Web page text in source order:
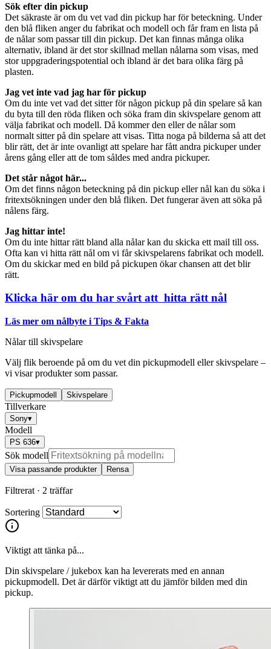
Sök efter din pickup
Det säkraste är om du vet vad din pickup har för beteckning. Under
den blå fliken anger du fabrikat och modell och får fram en lista på
de nålar som passar till din pickup. Det kan finnas många olika
alternativ, ibland är det stor skillnad mellan nålarna som visas, med
stor uppgraderingspotential och ibland är det bara olika färg på
plasten.
Jag vet inte vad jag har för pickup
Om du inte vet vad det sitter för någon pickup på din spelare så kan
du byta till den röda fliken och söka fram din skivspelare genom att
välja fabrikat och modell. Då kommer den eller de nålar som
normalt sitter på din spelare att visas. Titta noga på bilderna så att det
blir rätt, det är inte ovanligt att spelare har fått andra pickuper under
årens gång eller att de tom såldes med andra pickuper.
Det står något här...
Om det finns någon beteckning på din pickup eller nål kan du söka i
fritextsökningen under den blå fliken. Det fungerar även att söka på
nålens färg.
Jag hittar inte!
Om du inte hittar rätt bland alla nålar kan du skicka ett mail till oss.
Ofta kan vi hitta rätt nål om vi får skivspelarens fabrikat och modell.
Om du skickar med en bild på pickupen ökar chansen att det blir
rätt.
Klicka här om du har svårt att hitta rätt nål
Läs mer om nålbyte i Tips & Fakta
Nålar till skivspelare
Välj flik beroende på om du vet din pickupmodell eller skivspelare –
vi visar produkter som passar.
Pickupmodell Skivspelare
Tillverkare
Sony▾
Modell
PS 636▾
Sök modell
Visa passande produkter Rensa
Filtrerat · 2 träffar
Sortering
Viktigt att tänka på...
Din skivspelare / jukebox kan ha levererats med en annan
pickupmodell. Det är därför viktigt att du jämför bilden med din
pickup.